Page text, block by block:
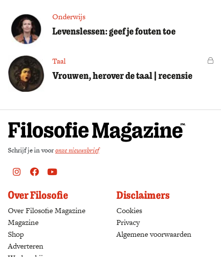
Onderwijs
Levenslessen: geef je fouten toe
Taal
Vrouwen, herover de taal | recensie
Schrijf je in vooronze nieuwsbrief
Instagram
FacebookYoutube
Over Filosofie
Over Filosofie Magazine
Magazine
Shop
Adverteren
Disclaimers
Cookies
Privacy
Algemene voorwaarden